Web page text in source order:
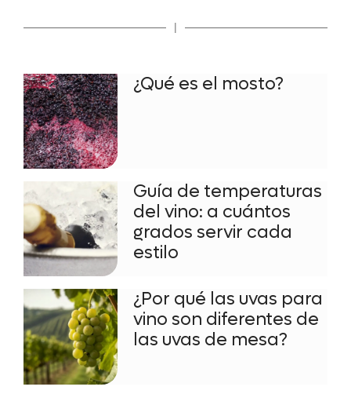
|
¿Qué es el mosto?
Guía de temperaturas
del vino: a cuántos
grados servir cada
estilo
¿Por qué las uvas para
vino son diferentes de
las uvas de mesa?